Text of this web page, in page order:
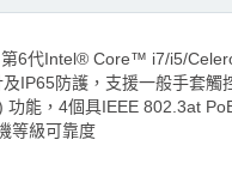
6代Intel® Core™ i7/i5/
IP65防護，支援一般手套觸
能，4個具IEEE 802.3at
等級可靠度